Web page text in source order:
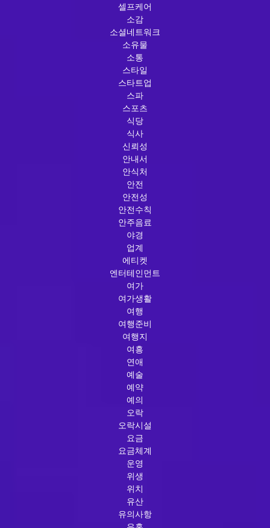
셀프케어
소감
소셜네트워크
소유물
소통
스타일
스타트업
스파
스포츠
식당
식사
신뢰성
안내서
안식처
안전
안전성
안전수칙
안주음료
야경
업계
에티켓
엔터테인먼트
여가
여가생활
여행
여행준비
여행지
여흥
연애
예술
예약
예의
오락
오락시설
요금
요금체계
운영
위생
위치
유산
유의사항